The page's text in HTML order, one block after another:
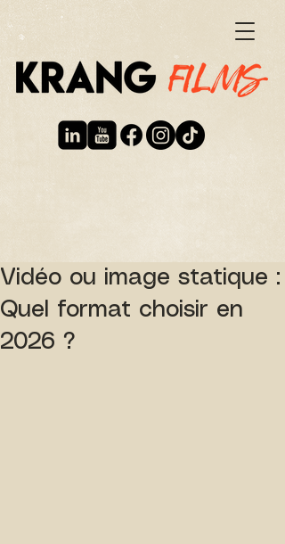
Vidéo ou image statique :
Quel format choisir en
2026 ?